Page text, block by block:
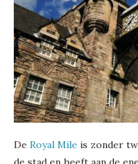
De Royal Mile is zonder